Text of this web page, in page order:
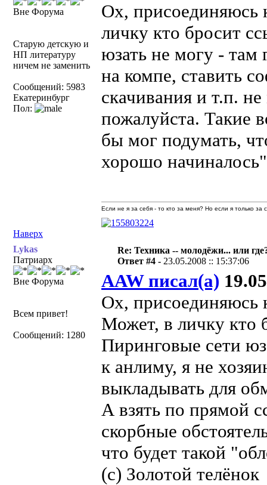
Вне Форума
Старую детскую и
НП литературу
ничем не заменить
Сообщений: 5983
Екатеринбург
Пол:
Ох, присоединяюсь
личку кто бросит
юзать не могу - там
на компе, ставить
скачивания и т.п.
пожалуйста. Такие
бы мог подумать,
хорошо
Наверх
Если не я за себя - то кто за меня? Но если я только
Lykas
Патриарх
Вне Форума
Всем привет!
Сообщений: 1280
Re: Техника -- молодёжи... или
Ответ #4 - 23.05.2008 :: 15:37:06
AAW писал(а)
Ох, присоединяюсь
Может, в личку кто
Пиринговые сети
к анлиму, я не
выкладывать для
А взять по прямой
скорбные
что будет такой
(с) Золотой телёнок